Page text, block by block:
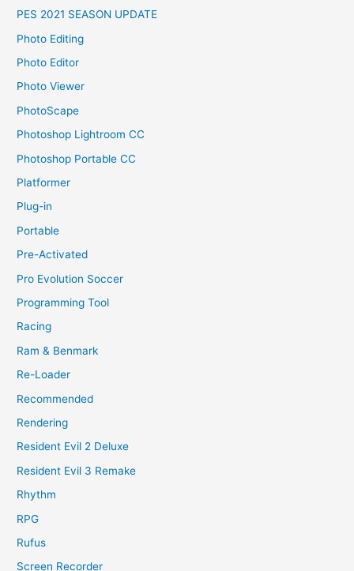
PES 2021 SEASON UPDATE
Photo Editing
Photo Editor
Photo Viewer
PhotoScape
Photoshop Lightroom CC
Photoshop Portable CC
Platformer
Plug-in
Portable
Pre-Activated
Pro Evolution Soccer
Programming Tool
Racing
Ram & Benmark
Re-Loader
Recommended
Rendering
Resident Evil 2 Deluxe
Resident Evil 3 Remake
Rhythm
RPG
Rufus
Screen Recorder